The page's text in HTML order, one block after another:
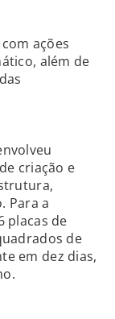
ações
além de
criação e
Para a
placas de
de
em dez dias,